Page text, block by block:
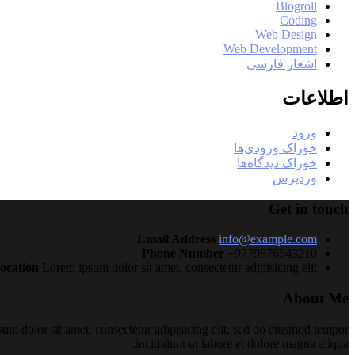
Blogroll
Coding
Web Design
Web Development
اشعار فارسی
اطلاعات
ورود
خوراک ورودی‌ها
خوراک دیدگاه‌ها
وردپرس
Get in touch
Email Address info@example.com
Phone Number +9779876543210
Lorem ipsum dolor sit amet, consectetur adipisicing elit
About Me
dolor sit amet, consectetur adipisicing elit, sed do eiusmod tempor
incididunt ut labore et dolore magna aliqua.